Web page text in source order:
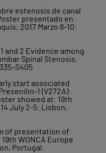
estenosis de canal
presentado en:
2017 Marzo 8-10:
and 2 Evidence among
Spinal Stenosis.
start associated
1 (V272A):
showed at: 19th
July 2-5: Lisbon,
of presentation of
WONCA Europe
Portugal.